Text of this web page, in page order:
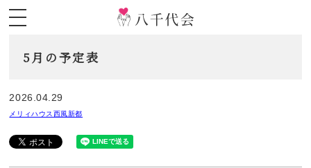
5月の予定表
2026.04.29
メリィハウス西風新都